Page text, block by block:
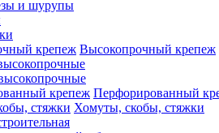
и шурупы
Высокопрочный крепеж
Перфорированный
Хомуты, скобы, стяжки